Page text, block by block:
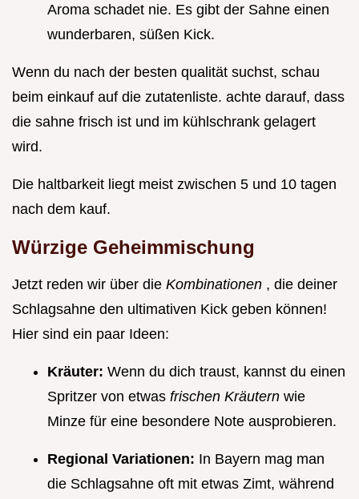
Aroma schadet nie. Es gibt der Sahne einen
wunderbaren, süßen Kick.
Wenn du nach der besten qualität suchst, schau
beim einkauf auf die zutatenliste. achte darauf, dass
die sahne frisch ist und im kühlschrank gelagert
wird.
Die haltbarkeit liegt meist zwischen 5 und 10 tagen
nach dem kauf.
Würzige Geheimmischung
Jetzt reden wir über die Kombinationen , die deiner
Schlagsahne den ultimativen Kick geben können!
Hier sind ein paar Ideen:
Kräuter: Wenn du dich traust, kannst du einen
Spritzer von etwas frischen Kräutern wie
Minze für eine besondere Note ausprobieren.
Regional Variationen: In Bayern mag man
die Schlagsahne oft mit etwas Zimt, während